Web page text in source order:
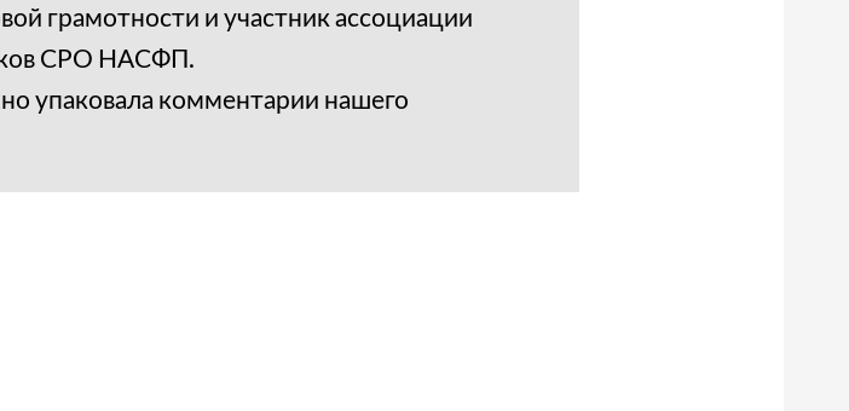
грамотности и участник ассоциации
СРО НАСФП.
упаковала комментарии нашего